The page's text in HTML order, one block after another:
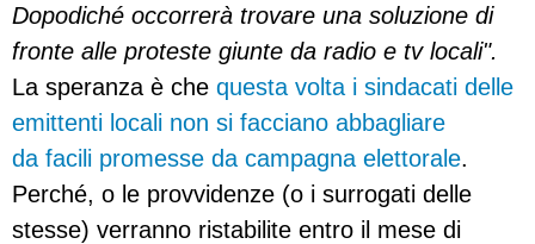
Dopodiché occorrerà trovare una soluzione di
fronte alle proteste giunte da radio e tv locali".
La speranza è che questa volta i sindacati delle
emittenti locali non si facciano abbagliare
da facili promesse da campagna elettorale.
Perché, o le provvidenze (o i surrogati delle
stesse) verranno ristabilite entro il mese di